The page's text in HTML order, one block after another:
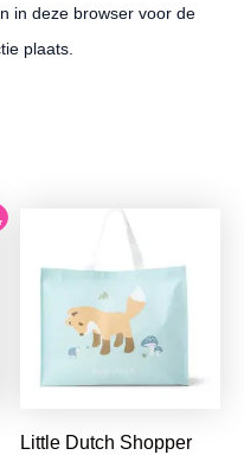
in deze browser voor de
plaats.
Little Dutch Shopper